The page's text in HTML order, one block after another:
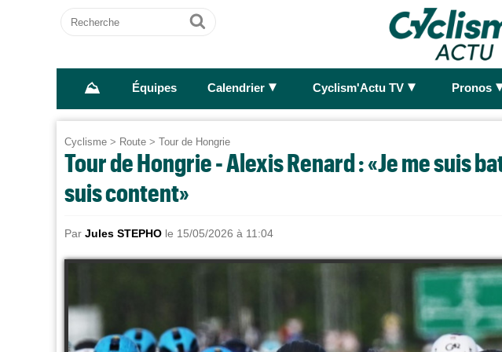
Recherche
Ok
⛰ Équipes Calendrier ► Cyclism'Actu TV ► Pronos
Cyclisme > Route > Tour de Hongrie
Tour de Hongrie - Alexis Renard : «Je me suis
suis content»
Par Jules STEPHO le 15/05/2026 à 11:04